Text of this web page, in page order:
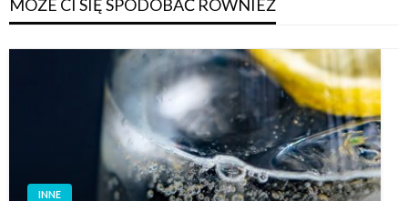
MOŻE CI SIĘ SPODOBAĆ RÓWNIEŻ
INNE